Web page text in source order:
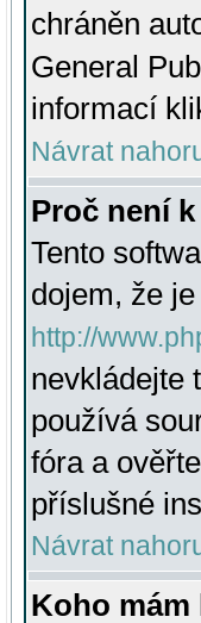
chráněn
General
informací
Návrat
Proč není
Tento
dojem, že
http://
nevkládejte
používá
fóra a
příslušné
Návrat
Koho